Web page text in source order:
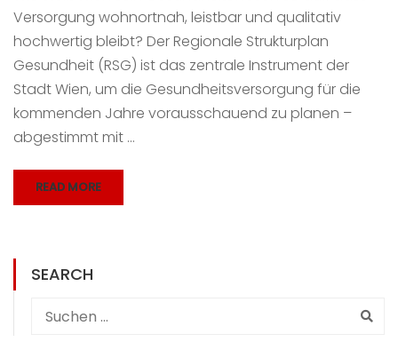
Versorgung wohnortnah, leistbar und qualitativ
hochwertig bleibt? Der Regionale Strukturplan
Gesundheit (RSG) ist das zentrale Instrument der
Stadt Wien, um die Gesundheitsversorgung für die
kommenden Jahre vorausschauend zu planen –
abgestimmt mit …
READ MORE
SEARCH